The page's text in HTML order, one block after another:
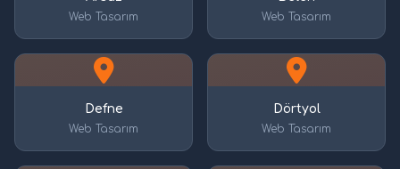
Web Tasarım Web Tasarım
Defne
Web Tasarım
Dörtyol
Web Tasarım